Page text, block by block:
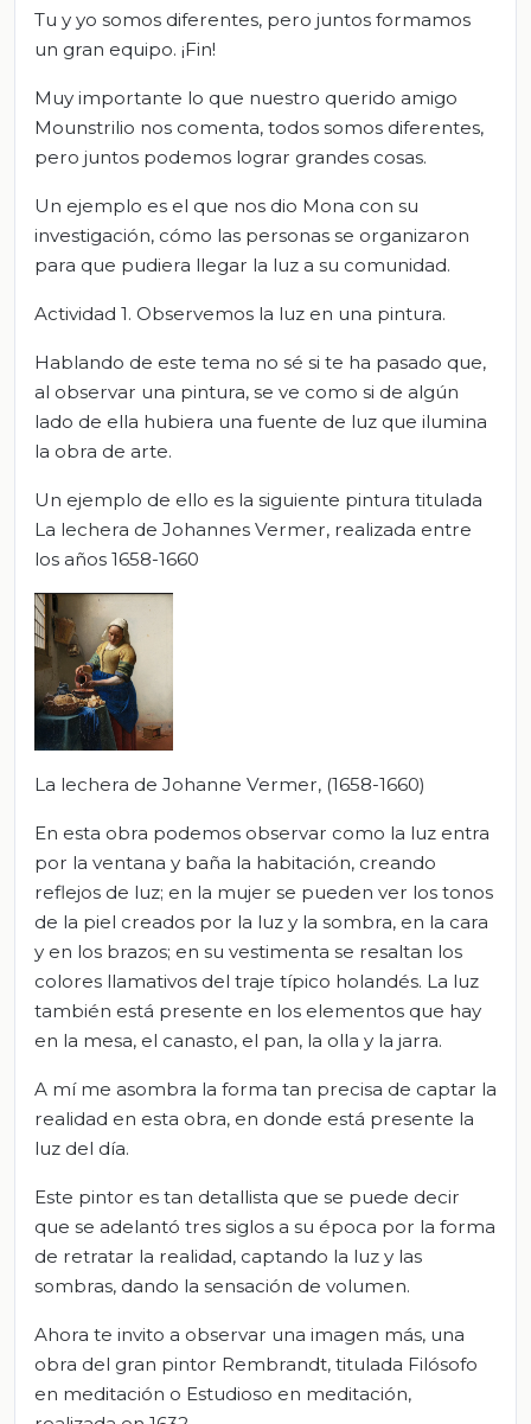
Tu y yo somos diferentes, pero juntos formamos
un gran equipo. ¡Fin!
Muy importante lo que nuestro querido amigo
Mounstrilio nos comenta, todos somos diferentes,
pero juntos podemos lograr grandes cosas.
Un ejemplo es el que nos dio Mona con su
investigación, cómo las personas se organizaron
para que pudiera llegar la luz a su comunidad.
Actividad 1. Observemos la luz en una pintura.
Hablando de este tema no sé si te ha pasado que,
al observar una pintura, se ve como si de algún
lado de ella hubiera una fuente de luz que ilumina
la obra de arte.
Un ejemplo de ello es la siguiente pintura titulada
La lechera de Johannes Vermer, realizada entre
los años 1658-1660
La lechera de Johanne Vermer, (1658-1660)
En esta obra podemos observar como la luz entra
por la ventana y baña la habitación, creando
reflejos de luz; en la mujer se pueden ver los tonos
de la piel creados por la luz y la sombra, en la cara
y en los brazos; en su vestimenta se resaltan los
colores llamativos del traje típico holandés. La luz
también está presente en los elementos que hay
en la mesa, el canasto, el pan, la olla y la jarra.
A mí me asombra la forma tan precisa de captar la
realidad en esta obra, en donde está presente la
luz del día.
Este pintor es tan detallista que se puede decir
que se adelantó tres siglos a su época por la forma
de retratar la realidad, captando la luz y las
sombras, dando la sensación de volumen.
Ahora te invito a observar una imagen más, una
obra del gran pintor Rembrandt, titulada Filósofo
en meditación o Estudioso en meditación,